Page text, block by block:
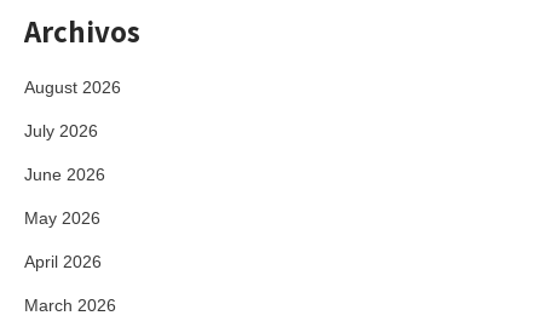
Archivos
August 2026
July 2026
June 2026
May 2026
April 2026
March 2026